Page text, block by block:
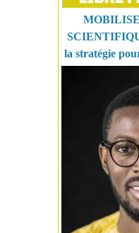
la stratégie